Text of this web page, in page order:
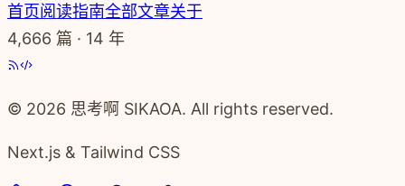
首页阅读指南全部文章关于
4,666 篇 · 14 年
© 2026 思考啊 SIKAOA. All rights reserved.
Next.js & Tailwind CSS